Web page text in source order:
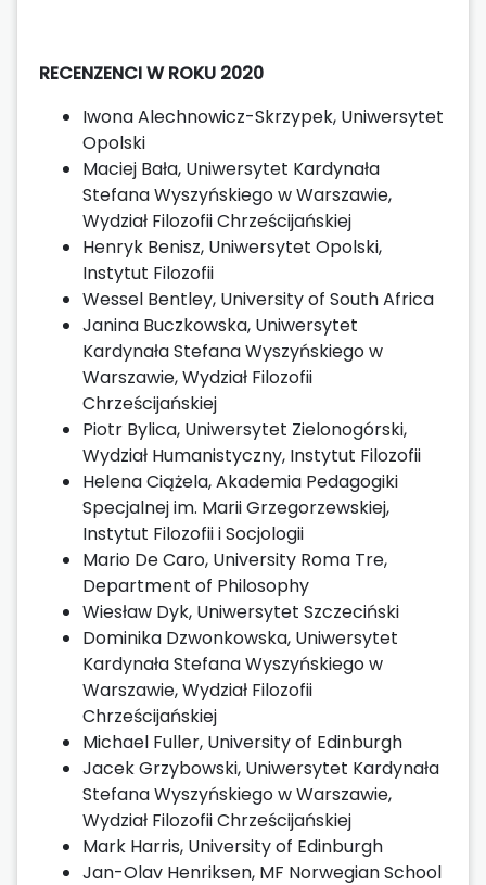
RECENZENCI W ROKU 2020
Iwona Alechnowicz-Skrzypek, Uniwersytet
Opolski
Maciej Bała, Uniwersytet Kardynała
Stefana Wyszyńskiego w Warszawie,
Wydział Filozofii Chrześcijańskiej
Henryk Benisz, Uniwersytet Opolski,
Instytut Filozofii
Wessel Bentley, University of South Africa
Janina Buczkowska, Uniwersytet
Kardynała Stefana Wyszyńskiego w
Warszawie, Wydział Filozofii
Chrześcijańskiej
Piotr Bylica, Uniwersytet Zielonogórski,
Wydział Humanistyczny, Instytut Filozofii
Helena Ciążela, Akademia Pedagogiki
Specjalnej im. Marii Grzegorzewskiej,
Instytut Filozofii i Socjologii
Mario De Caro, University Roma Tre,
Department of Philosophy
Wiesław Dyk, Uniwersytet Szczeciński
Dominika Dzwonkowska, Uniwersytet
Kardynała Stefana Wyszyńskiego w
Warszawie, Wydział Filozofii
Chrześcijańskiej
Michael Fuller, University of Edinburgh
Jacek Grzybowski, Uniwersytet Kardynała
Stefana Wyszyńskiego w Warszawie,
Wydział Filozofii Chrześcijańskiej
Mark Harris, University of Edinburgh
Jan-Olav Henriksen, MF Norwegian School